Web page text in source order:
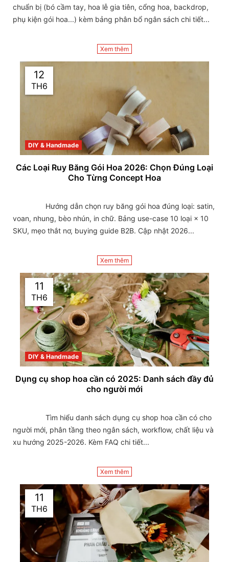
chuẩn bị (bó cầm tay, hoa lễ gia tiên, cổng hoa, backdrop,
phụ kiện gói hoa...) kèm bảng phân bổ ngân sách chi tiết...
Xem thêm
12
TH6
DIY & Handmade
Các Loại Ruy Băng Gói Hoa 2026: Chọn Đúng Loại
Cho Từng Concept Hoa
voan, nhung, bèo nhún, in chữ. Bảng use-case 10 loại × 10
SKU, mẹo thắt nơ, buying guide B2B. Cập nhật 2026...
Xem thêm
11
TH6
DIY & Handmade
Dụng cụ shop hoa cần có 2025: Danh sách đầy đủ
cho người mới
người mới, phân tầng theo ngân sách, workflow, chất liệu và
xu hướng 2025-2026. Kèm FAQ chi tiết...
Xem thêm
11
TH6